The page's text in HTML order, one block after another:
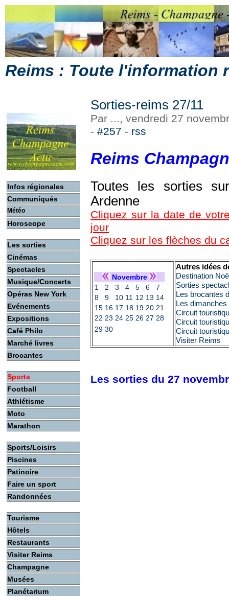
Reims : Toute l'information
Infos régionales
Communiqués
Météo
Horoscope
Les sorties
Cinémas
Spectacles
Musique/Concerts
Opéras New York
Evénements
Expositions
Café Philo
Marché livres
Brocantes
Sports
Football
Athlétisme
Moto
Marathon
Sports/Loisirs
Piscines
Patinoire
Faire un sport
Randonnées
Tourisme
Hôtels
Restaurants
Visiter Reims
Champagne
Musées
Planétarium
Sorties-reims 27/11
Par ..., vendredi 27
- #257 - rss
Reims
Toutes les sorties
Ardenne
Cliquez sur la date de
jour
Cliquez sur les flèches du
Novembre
1
2 3 4 5 6
7
8
9 10 11 12 13 14
15 16 17 18 19 20 21
22 23 24 25 26 27 28
29 30
Autres idées
Destination
Sorties
Les brocantes
Les dimanches
Circuit
Circuit
Circuit
Visiter Reims
Les sorties du 27